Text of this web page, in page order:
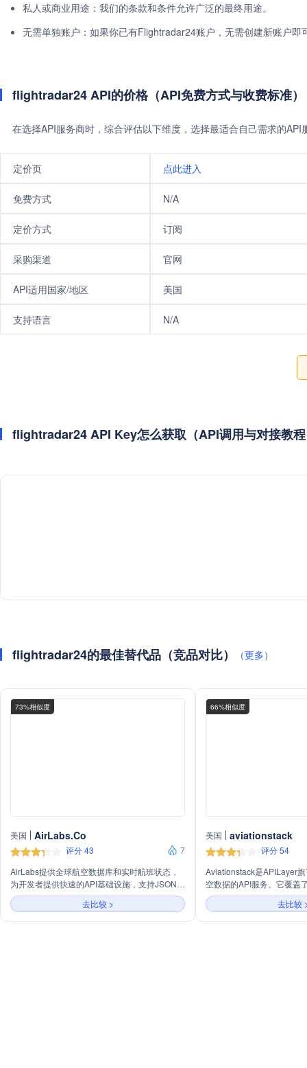
私人或商业用途：我们的条款和条件允许广泛的最终用途。
无需单独账户：如果你已有Flightradar24账户，无需创建新账户即
flightradar24 API的价格（API免费方式与收费标准）
在选择API服务商时，综合评估以下维度，选择最适合自己需求的
定价页 点此进入
免费方式 N/A
定价方式 订阅
采购渠道 官网
API适用国家/地区 美国
支持语言 N/A
flightradar24 API Key怎么获取（API调用与对接教
flightradar24的最佳替代品（竞品对比） （更多）
73%相似度
美国 AirLabs.Co
评分 43
7
AirLabs提供全球航空数据库和实时航班状态，
为开发者提供快速的API基础设施，支持JSON、
XML、CSV格式，覆盖全球航班信息，提供详尽
的航空数据，助力航空业务发展。
去比较 >
66%相似度
美国 aviationstack
评分 54
Aviationstack是APILayer
空数据的API服务。它覆盖
家，支持超过13000家航
时航班状态、历史航班信
公司航线、机场、飞机型
去比较